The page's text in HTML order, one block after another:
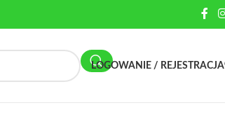
LOGOWANIE / REJESTRACJA